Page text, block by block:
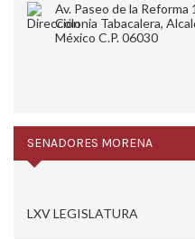
Av. Paseo de la
Colonia Tabacalera,
México C.P. 06030
SENADORES MORENA
LXV LEGISLATURA